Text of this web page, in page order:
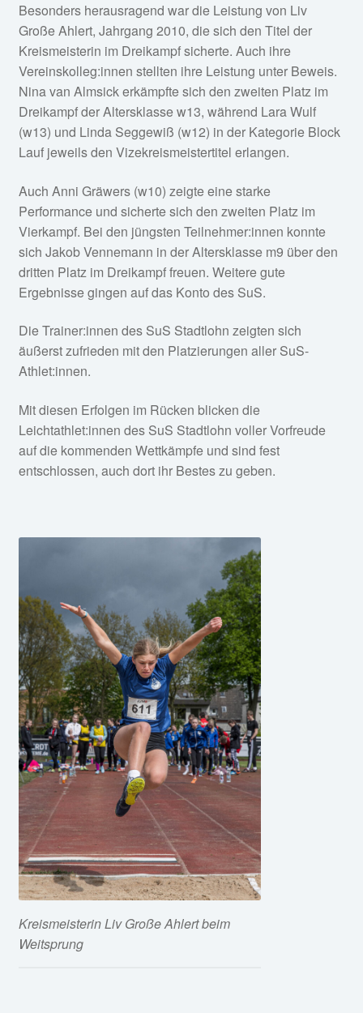
Besonders herausragend war die Leistung von Liv
Große Ahlert, Jahrgang 2010, die sich den Titel der
Kreismeisterin im Dreikampf sicherte. Auch ihre
Vereinskolleg:innen stellten ihre Leistung unter Beweis.
Nina van Almsick erkämpfte sich den zweiten Platz im
Dreikampf der Altersklasse w13, während Lara Wulf
(w13) und Linda Seggewiß (w12) in der Kategorie Block
Lauf jeweils den Vizekreismeistertitel erlangen.
Auch Anni Gräwers (w10) zeigte eine starke
Performance und sicherte sich den zweiten Platz im
Vierkampf. Bei den jüngsten Teilnehmer:innen konnte
sich Jakob Vennemann in der Altersklasse m9 über den
dritten Platz im Dreikampf freuen. Weitere gute
Ergebnisse gingen auf das Konto des SuS.
Die Trainer:innen des SuS Stadtlohn zeigten sich
äußerst zufrieden mit den Platzierungen aller SuS-
Athlet:innen.
Mit diesen Erfolgen im Rücken blicken die
Leichtathlet:innen des SuS Stadtlohn voller Vorfreude
auf die kommenden Wettkämpfe und sind fest
entschlossen, auch dort ihr Bestes zu geben.
Kreismeisterin Liv Große Ahlert beim
Weitsprung